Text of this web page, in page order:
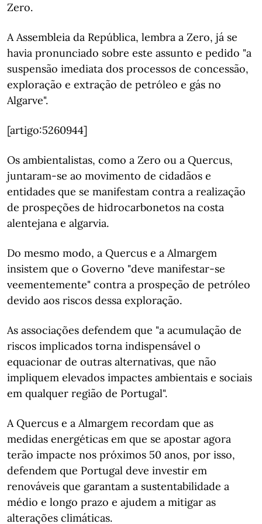
Zero.
A Assembleia da República, lembra a Zero, já se
havia pronunciado sobre este assunto e pedido "a
suspensão imediata dos processos de concessão,
exploração e extração de petróleo e gás no
Algarve".
[artigo:5260944]
Os ambientalistas, como a Zero ou a Quercus,
juntaram-se ao movimento de cidadãos e
entidades que se manifestam contra a realização
de prospeções de hidrocarbonetos na costa
alentejana e algarvia.
Do mesmo modo, a Quercus e a Almargem
insistem que o Governo "deve manifestar-se
veementemente" contra a prospeção de petróleo
devido aos riscos dessa exploração.
As associações defendem que "a acumulação de
riscos implicados torna indispensável o
equacionar de outras alternativas, que não
impliquem elevados impactes ambientais e sociais
em qualquer região de Portugal".
A Quercus e a Almargem recordam que as
medidas energéticas em que se apostar agora
terão impacte nos próximos 50 anos, por isso,
defendem que Portugal deve investir em
renováveis que garantam a sustentabilidade a
médio e longo prazo e ajudem a mitigar as
alterações climáticas.